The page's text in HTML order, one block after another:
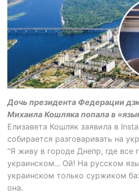
Дочь президента Федерации
Михаила Кошляка попала в
Елизавета Кошляк заявила в
собирается разговаривать на
"Я живу в городе Днепр, где все
украинском... Ой! На русском
украинском только суржиком
она.